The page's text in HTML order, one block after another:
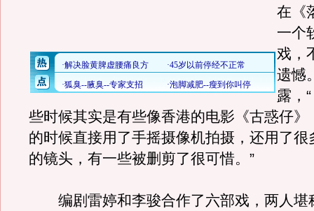
在《
一个
戏，
遗憾
露，
些时候其实是有些像香港的电影《古惑仔》
的时候直接用了手摇摄像机拍摄，还用了很
的镜头，有一些被删剪了很可惜。”
编剧雷婷和李骏合作了六部戏，两人堪